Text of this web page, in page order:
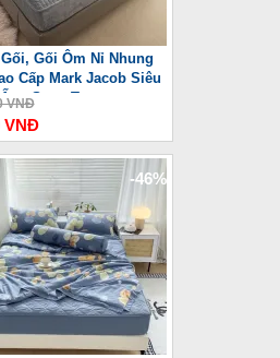
Gối, Gối Ôm Nỉ Nhung
Cấp Mark Jacob Siêu
Ấm, Sang Trọng
VNĐ
VNĐ
-46%